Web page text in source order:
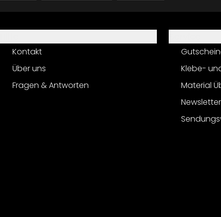
Kontakt
Über uns
Fragen & Antworten
Klebe-
Material